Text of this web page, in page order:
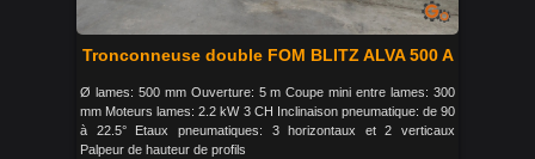
Tronconneuse double FOM BLITZ ALVA 500 A
Ø lames: 500 mm Ouverture: 5 m Coupe mini entre lames: 300
mm Moteurs lames: 2.2 kW 3 CH Inclinaison pneumatique: de 90
à 22.5° Etaux pneumatiques: 3 horizontaux et 2 verticaux
Palpeur de hauteur de profils